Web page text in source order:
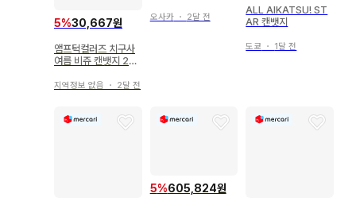
5%30,667원
앰프턱컬러즈 치구사
여름 비쥬 캔뱃지 2개
지역정보 없음 ・ 2달 전
오사카・ 2달 전
ALL AIKATSU! ST
AR 캔뱃지
도쿄 ・ 1달 전
5%605,824원